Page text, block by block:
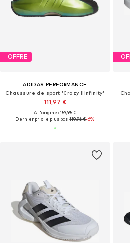
OFFRE
ADIDAS PERFORMANCE
Chaussure de sport 'Crazy IIInfinity'
111,97 €
À l'origine : 159,95 €
Dernier prix le plus bas :119,96 €-6%